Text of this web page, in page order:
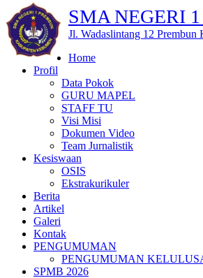
SMA NEGERI
Jl. Wadaslintang 12 Prembun
Home
Profil
Data Pokok
GURU MAPEL
STAFF TU
Visi Misi
Dokumen Video
Team Jurnalistik
Kesiswaan
OSIS
Ekstrakurikuler
Berita
Artikel
Galeri
Kontak
PENGUMUMAN
PENGUMUMAN
SPMB 2026